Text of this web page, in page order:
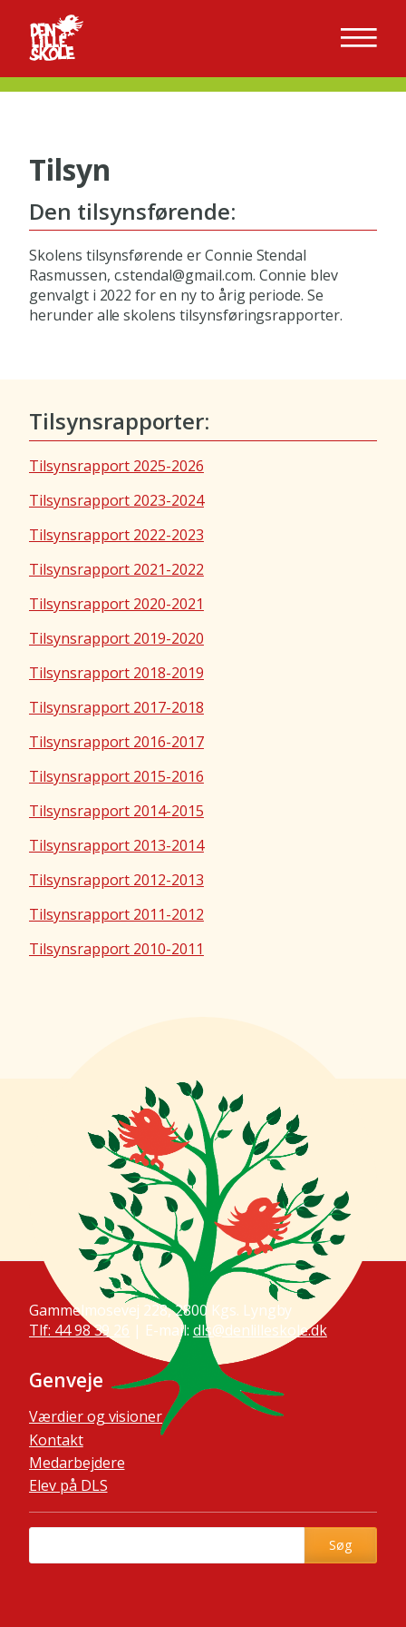
Tilsyn
Den tilsynsførende:
Skolens tilsynsførende er Connie Stendal
Rasmussen, c.stendal@gmail.com. Connie blev
genvalgt i 2022 for en ny to årig periode. Se
herunder alle skolens tilsynsføringsrapporter.
Tilsynsrapporter:
Tilsynsrapport 2025-2026
Tilsynsrapport 2023-2024
Tilsynsrapport 2022-2023
Tilsynsrapport 2021-2022
Tilsynsrapport 2020-2021
Tilsynsrapport 2019-2020
Tilsynsrapport 2018-2019
Tilsynsrapport 2017-2018
Tilsynsrapport 2016-2017
Tilsynsrapport 2015-2016
Tilsynsrapport 2014-2015
Tilsynsrapport 2013-2014
Tilsynsrapport 2012-2013
Tilsynsrapport 2011-2012
Tilsynsrapport 2010-2011
Gammelmosevej 228, 2800 Kgs. Lyngby
Tlf: 44 98 39 26 | E-mail: dls@denlilleskole.dk
Genveje
Værdier og visioner
Kontakt
Medarbejdere
Elev på DLS
Søg
Søg